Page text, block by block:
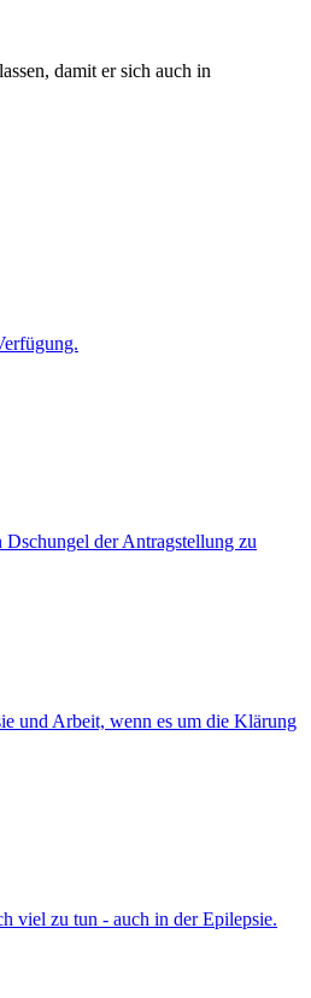
damit er sich auch in
der Antragstellung zu
und Arbeit, wenn es um die Klärung
viel zu tun - auch in der Epilepsie.